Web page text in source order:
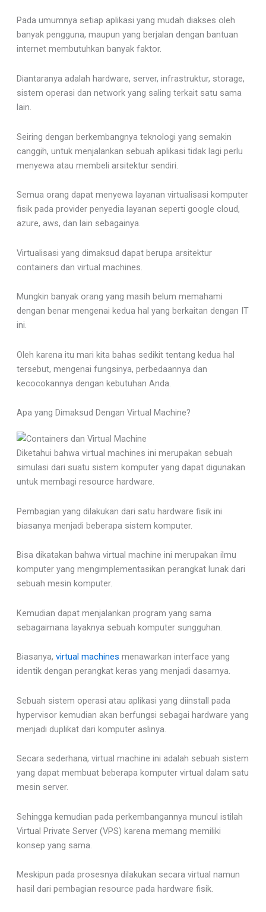
Pada umumnya setiap aplikasi yang mudah diakses oleh
banyak pengguna, maupun yang berjalan dengan bantuan
internet membutuhkan banyak faktor.
Diantaranya adalah hardware, server, infrastruktur, storage,
sistem operasi dan network yang saling terkait satu sama
lain.
Seiring dengan berkembangnya teknologi yang semakin
canggih, untuk menjalankan sebuah aplikasi tidak lagi perlu
menyewa atau membeli arsitektur sendiri.
Semua orang dapat menyewa layanan virtualisasi komputer
fisik pada provider penyedia layanan seperti google cloud,
azure, aws, dan lain sebagainya.
Virtualisasi yang dimaksud dapat berupa arsitektur
containers dan virtual machines.
Mungkin banyak orang yang masih belum memahami
dengan benar mengenai kedua hal yang berkaitan dengan IT
ini.
Oleh karena itu mari kita bahas sedikit tentang kedua hal
tersebut, mengenai fungsinya, perbedaannya dan
kecocokannya dengan kebutuhan Anda.
Apa yang Dimaksud Dengan Virtual Machine?
Diketahui bahwa virtual machines ini merupakan sebuah
simulasi dari suatu sistem komputer yang dapat digunakan
untuk membagi resource hardware.
Pembagian yang dilakukan dari satu hardware fisik ini
biasanya menjadi beberapa sistem komputer.
Bisa dikatakan bahwa virtual machine ini merupakan ilmu
komputer yang mengimplementasikan perangkat lunak dari
sebuah mesin komputer.
Kemudian dapat menjalankan program yang sama
sebagaimana layaknya sebuah komputer sungguhan.
Biasanya, virtual machines menawarkan interface yang
identik dengan perangkat keras yang menjadi dasarnya.
Sebuah sistem operasi atau aplikasi yang diinstall pada
hypervisor kemudian akan berfungsi sebagai hardware yang
menjadi duplikat dari komputer aslinya.
Secara sederhana, virtual machine ini adalah sebuah sistem
yang dapat membuat beberapa komputer virtual dalam satu
mesin server.
Sehingga kemudian pada perkembangannya muncul istilah
Virtual Private Server (VPS) karena memang memiliki
konsep yang sama.
Meskipun pada prosesnya dilakukan secara virtual namun
hasil dari pembagian resource pada hardware fisik.